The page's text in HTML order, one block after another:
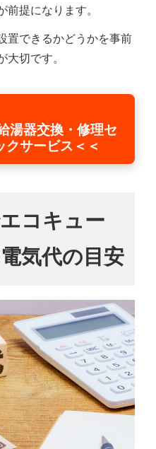
提になります。
置できるかどうかを事前
切です。
湯器交換・修理セ
クサービス＜＜
コキュー
気代の目安